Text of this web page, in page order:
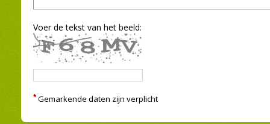
Voer de tekst van het beeld:
* Gemarkende daten zijn verplicht